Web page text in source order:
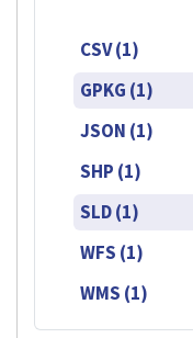
CSV (1)
GPKG (1)
JSON (1)
SHP (1)
SLD (1)
WFS (1)
WMS (1)